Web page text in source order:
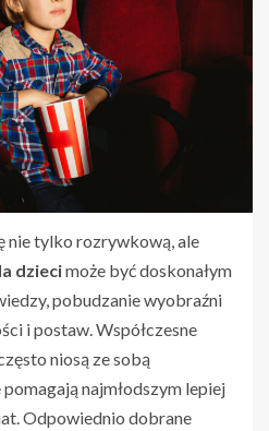
nie tylko rozrywkową, ale
dziecimoże być doskonałym
pobudzanie wyobraźni
i postaw. Współczesne
niosą ze sobą
najmłodszym lepiej
Odpowiednio dobrane